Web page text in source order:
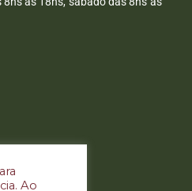
Ao